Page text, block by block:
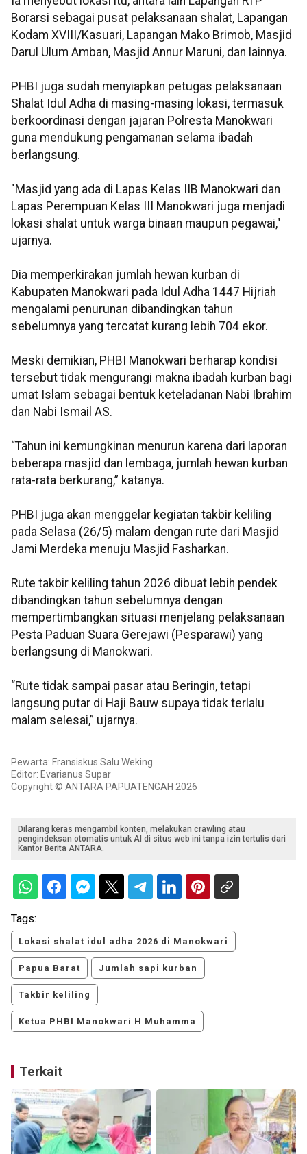
Borarsi sebagai pusat pelaksanaan shalat, Lapangan
Kodam XVIII/Kasuari, Lapangan Mako Brimob, Masjid
Darul Ulum Amban, Masjid Annur Maruni, dan lainnya.
PHBI juga sudah menyiapkan petugas pelaksanaan
Shalat Idul Adha di masing-masing lokasi, termasuk
berkoordinasi dengan jajaran Polresta Manokwari
guna mendukung pengamanan selama ibadah
berlangsung.
"Masjid yang ada di Lapas Kelas IIB Manokwari dan
Lapas Perempuan Kelas III Manokwari juga menjadi
lokasi shalat untuk warga binaan maupun pegawai,"
ujarnya.
Dia memperkirakan jumlah hewan kurban di
Kabupaten Manokwari pada Idul Adha 1447 Hijriah
mengalami penurunan dibandingkan tahun
sebelumnya yang tercatat kurang lebih 704 ekor.
Meski demikian, PHBI Manokwari berharap kondisi
tersebut tidak mengurangi makna ibadah kurban bagi
umat Islam sebagai bentuk keteladanan Nabi Ibrahim
dan Nabi Ismail AS.
“Tahun ini kemungkinan menurun karena dari laporan
beberapa masjid dan lembaga, jumlah hewan kurban
rata-rata berkurang,” katanya.
PHBI juga akan menggelar kegiatan takbir keliling
pada Selasa (26/5) malam dengan rute dari Masjid
Jami Merdeka menuju Masjid Fasharkan.
Rute takbir keliling tahun 2026 dibuat lebih pendek
dibandingkan tahun sebelumnya dengan
mempertimbangkan situasi menjelang pelaksanaan
Pesta Paduan Suara Gerejawi (Pesparawi) yang
berlangsung di Manokwari.
“Rute tidak sampai pasar atau Beringin, tetapi
langsung putar di Haji Bauw supaya tidak terlalu
malam selesai,” ujarnya.
Pewarta: Fransiskus Salu Weking
Editor: Evarianus Supar
Copyright © ANTARA PAPUATENGAH 2026
Dilarang keras mengambil konten, melakukan crawling atau
pengindeksan otomatis untuk AI di situs web ini tanpa izin tertulis dari
Kantor Berita ANTARA.
Tags:
Lokasi shalat idul adha 2026 di Manokwari
Papua Barat Jumlah sapi kurban
Takbir keliling
Ketua PHBI Manokwari H Muhamma
Terkait